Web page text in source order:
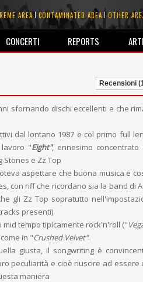
AREA CONTAMINATED AREA OTHER
CONCERTI REPORTS
Recensioni
sfornando dischi eccellenti e che
dal lontano 1987 e col primo full
"Eight", ennesimo
Stones e Zz Top
aspettare che buona musica e
con riff che ricordano sia la band di
gli Zz Top sopratutto
presenti).
tempo tipicamente rock'n'roll ("
in "Crushed Velvet".
giusta, il songwriting è
peculiarità e cioè riuscire ad
maniera